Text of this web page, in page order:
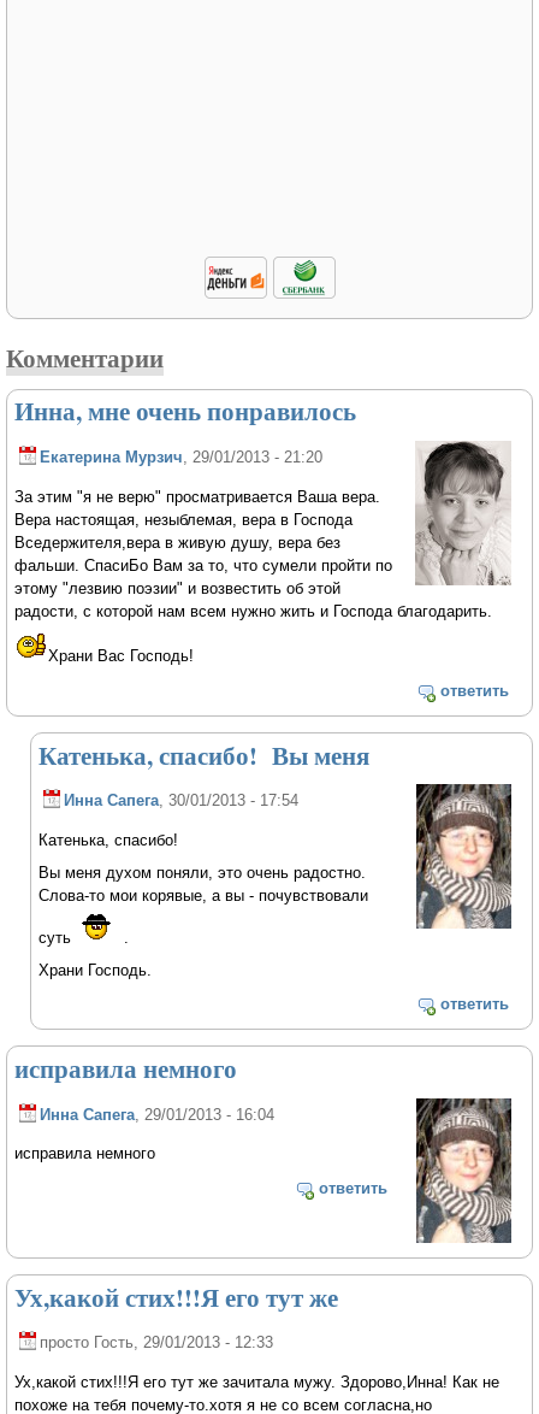
Комментарии
Инна, мне очень понравилось
Екатерина Мурзич , 29/01/2013 - 21:20
За этим "я не верю" просматривается Ваша вера.
Вера настоящая, незыблемая, вера в Господа
Вседержителя,вера в живую душу, вера без
фальши. СпасиБо Вам за то, что сумели пройти по
этому "лезвию поэзии" и возвестить об этой
радости, с которой нам всем нужно жить и Господа благодарить.
Храни Вас Господь!
ответить
Катенька, спасибо! Вы меня
Инна Сапега, 30/01/2013 - 17:54
Катенька, спасибо!
Вы меня духом поняли, это очень радостно.
Слова-то мои корявые, а вы - почувствовали
суть
Храни Господь.
ответить
исправила немного
Инна Сапега , 29/01/2013 - 16:04
исправила немного
ответить
Ух,какой стих!!!Я его тут же
просто Гость, 29/01/2013 - 12:33
Ух,какой стих!!!Я его тут же зачитала мужу. Здорово,Инна! Как не
похоже на тебя почему-то.хотя я не со всем согласна,но